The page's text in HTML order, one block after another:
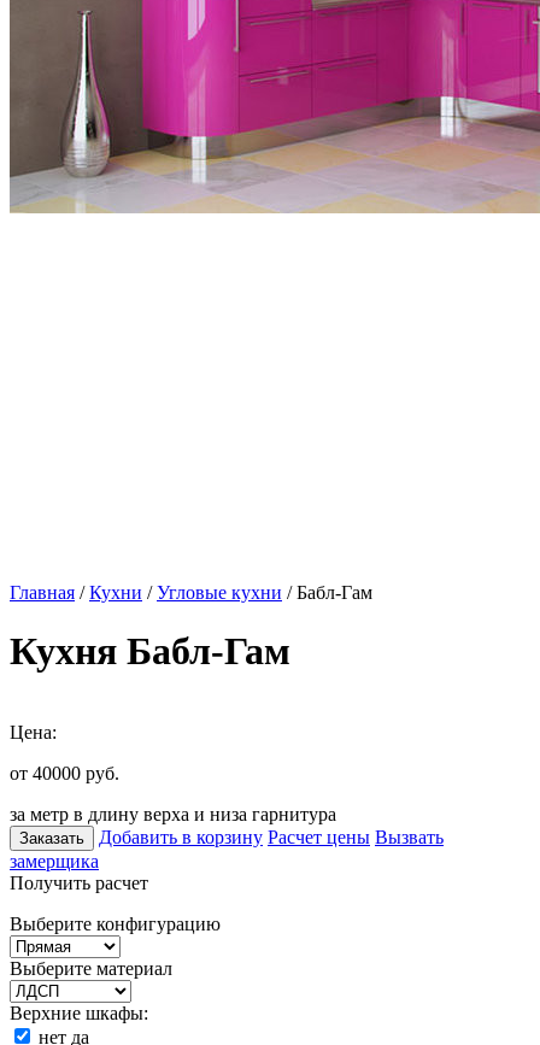
Главная /Кухни /Угловые кухни / Бабл-Гам
Кухня Бабл-Гам
Цена:
от 40000 руб.
за метр в длину верха и низа гарнитура
Заказать Добавить в корзину Расчет цены Вызвать
замерщика
Получить расчет
Выберите конфигурацию
Выберите материал
Верхние шкафы:
нет да